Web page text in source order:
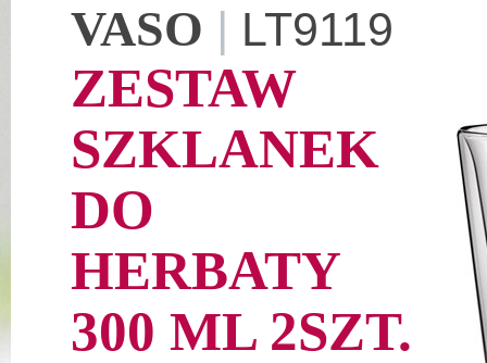
VASO | LT9119
ZESTAW
SZKLANEK
DO
HERBATY
300 ML 2SZT.